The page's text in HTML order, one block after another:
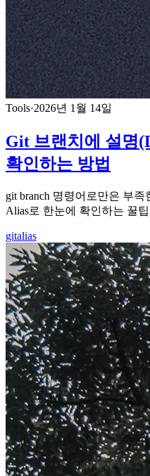
Tools·2026년 1월 14일
Git 브랜치에 설명
확인하는 방법
git branch 명령어로만은 부
Alias로 한눈에 확인하는 꿀
gitalias